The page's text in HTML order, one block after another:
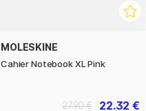
MOLESKINE
Cahier Notebook XL Pink
22.32 €
27.90 €